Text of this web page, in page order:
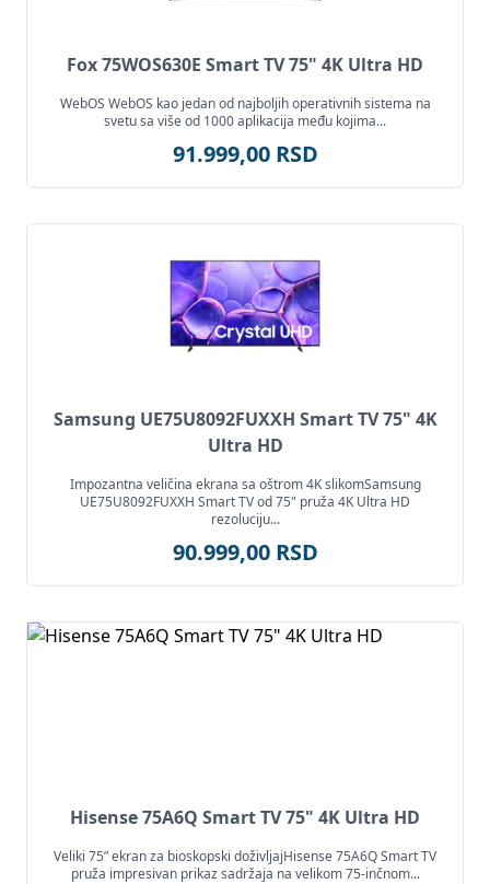
Fox 75WOS630E Smart TV 75" 4K Ultra HD
WebOS WebOS kao jedan od najboljih operativnih sistema na
svetu sa više od 1000 aplikacija među kojima...
91.999,00 RSD
Samsung UE75U8092FUXXH Smart TV 75" 4K
Ultra HD
Impozantna veličina ekrana sa oštrom 4K slikomSamsung
UE75U8092FUXXH Smart TV od 75" pruža 4K Ultra HD
rezoluciju...
90.999,00 RSD
Hisense 75A6Q Smart TV 75" 4K Ultra HD
Veliki 75” ekran za bioskopski doživljajHisense 75A6Q Smart TV
pruža impresivan prikaz sadržaja na velikom 75-inčnom...